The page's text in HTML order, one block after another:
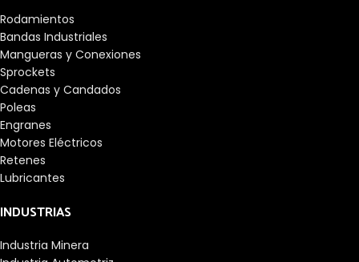
Rodamientos
Bandas Industriales
Mangueras y Conexiones
Sprockets
Cadenas y Candados
Poleas
Engranes
Motores Eléctricos
Retenes
Lubricantes
INDUSTRIAS
Industria Minera